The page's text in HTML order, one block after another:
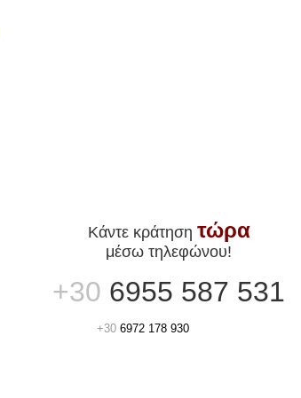
Κάντε κράτηση τώρα
μέσω τηλεφώνου!
+30 6955 587 531
+30 6972 178 930